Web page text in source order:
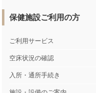
保健施設ご利用の方
ご利用サービス
空床状況の確認
入所・通所手続き